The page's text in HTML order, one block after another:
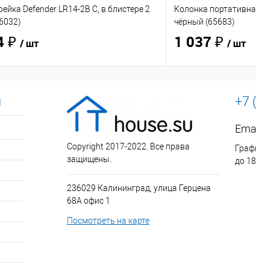
Defender LR14-2B C, в блистере 2
₽ / шт
Колонка
чёрный (65683)
1 037 ₽ / шт
Copyright 2017-2022. Все права
защищены.
236029 Калининград, улица Герцена
68А офис 1
Посмотреть на карте
+7
до